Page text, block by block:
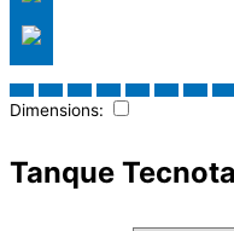
Dimensions:
Tanque